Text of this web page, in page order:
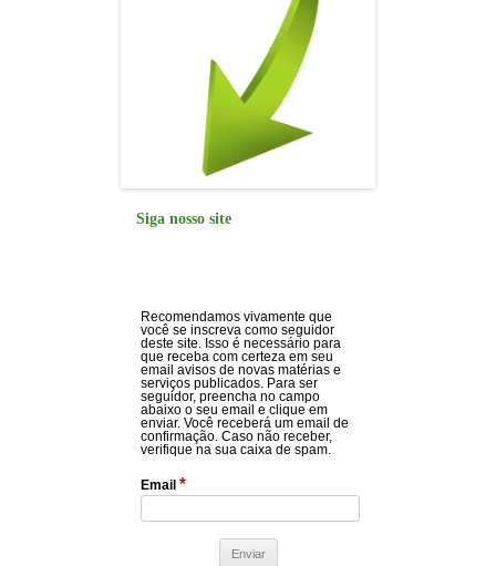
Siga nosso site
Recomendamos vivamente que
você se inscreva como seguidor
deste site. Isso é necessário para
que receba com certeza em seu
email avisos de novas matérias e
serviços publicados. Para ser
seguidor, preencha no campo
abaixo o seu email e clique em
enviar. Você receberá um email de
confirmação. Caso não receber,
verifique na sua caixa de spam.
Email *